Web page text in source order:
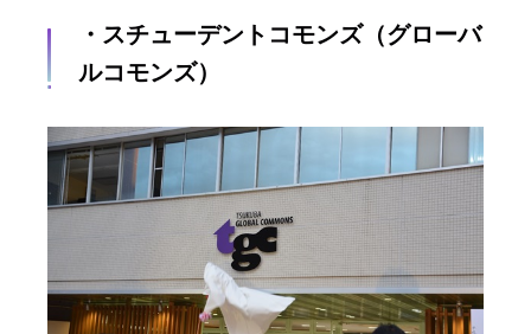
・スチューデントコモンズ（グローバ
ルコモンズ）